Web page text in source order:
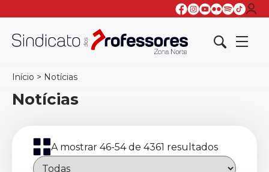
Início > Notícias
Notícias
A mostrar 46-54 de 4361 resultados